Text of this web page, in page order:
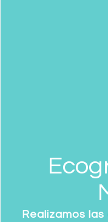
Realizamos